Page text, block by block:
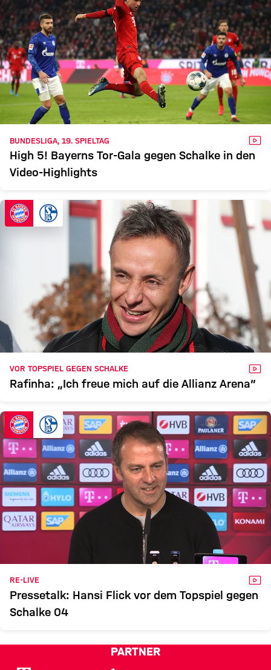
BUNDESLIGA, 19. SPIELTAG
High 5! Bayerns Tor-Gala gegen Schalke in den
Video-Highlights
VOR TOPSPIEL GEGEN SCHALKE
Rafinha: „Ich freue mich auf die Allianz Arena“
RE-LIVE
Pressetalk: Hansi Flick vor dem Topspiel gegen
Schalke 04
PARTNER